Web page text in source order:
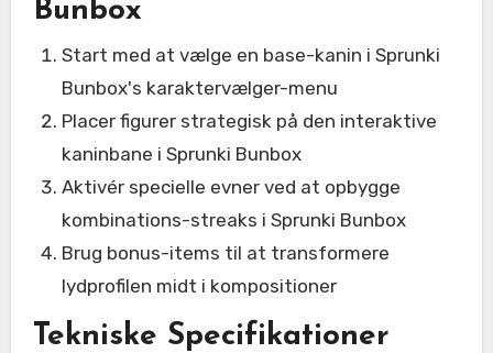
Bunbox
Start med at vælge en base-kanin i Sprunki
Bunbox's karaktervælger-menu
Placer figurer strategisk på den interaktive
kaninbane i Sprunki Bunbox
Aktivér specielle evner ved at opbygge
kombinations-streaks i Sprunki Bunbox
Brug bonus-items til at transformere
lydprofilen midt i kompositioner
Tekniske Specifikationer